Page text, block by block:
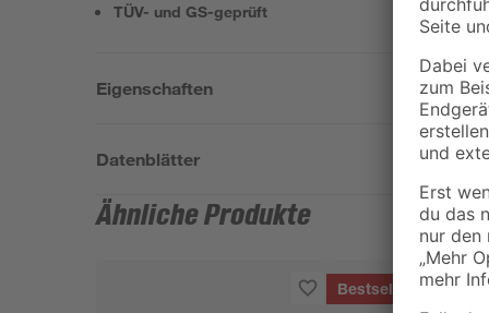
TÜV- und GS-geprüft
Eigenschaften
Datenblätter
Ähnliche Produkte
Bestseller